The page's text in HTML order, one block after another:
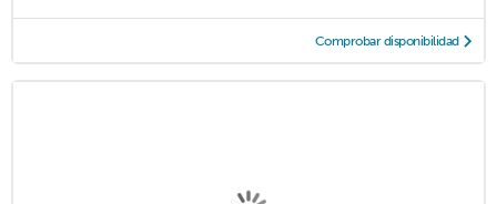
Comprobar disponibilidad